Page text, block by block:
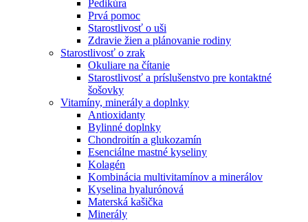
Pedikúra
Prvá pomoc
Starostlivosť o uši
Zdravie žien a plánovanie rodiny
Starostlivosť o zrak
Okuliare na čítanie
Starostlivosť a príslušenstvo pre kontaktné
šošovky
Vitamíny, minerály a doplnky
Antioxidanty
Bylinné doplnky
Chondroitín a glukozamín
Esenciálne mastné kyseliny
Kolagén
Kombinácia multivitamínov a minerálov
Kyselina hyalurónová
Materská kašička
Minerály